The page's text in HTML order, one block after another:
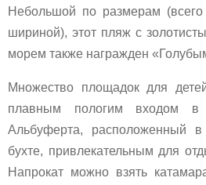
Небольшой по размерам
шириной), этот пляж с
морем также награжден
Множество площадок для
плавным пологим входом
Альбуферта, расположенный
бухте, привлекательным для
Напрокат можно взять